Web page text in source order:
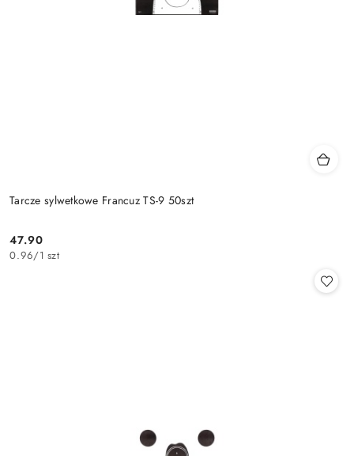
Tarcze sylwetkowe Francuz TS-9 50szt
Cena:
47.90
0.96/1 szt